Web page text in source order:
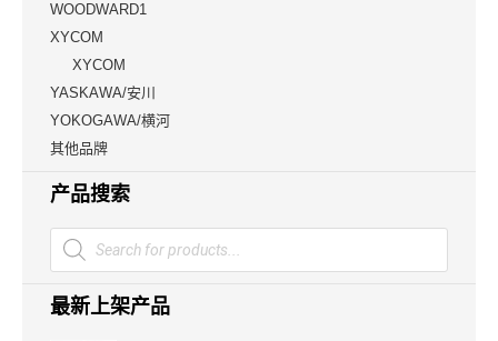
WOODWARD1
XYCOM
XYCOM
YASKAWA/安川
YOKOGAWA/横河
其他品牌
产品搜索
Products
search
最新上架产品